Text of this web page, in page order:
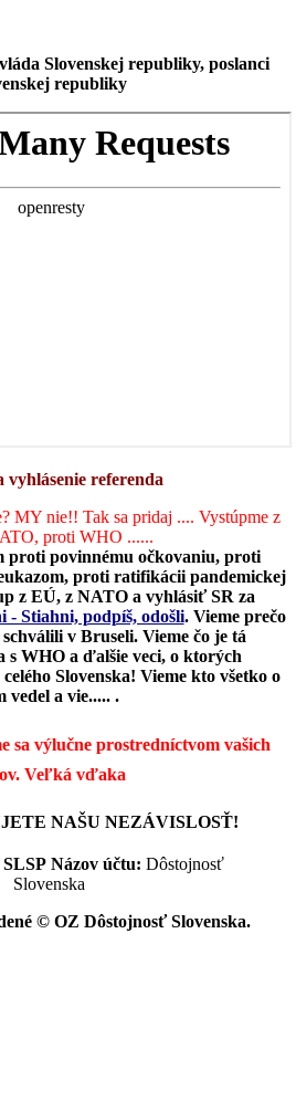
Slovenskej republiky, poslanci
republiky
vyhlásenie referenda
MY nie!! Tak sa pridaj .... Vystúpme z
proti WHO ......
proti povinnému očkovaniu, proti
proti ratifikácii pandemickej
z EÚ, z NATO a vyhlásiť SR za
- Stiahni, podpíš, odošli. Vieme prečo
v Bruseli. Vieme čo je tá
s WHO a ďalšie veci, o ktorých
Slovenska! Vieme kto všetko o
vedel a vie..... .
sa výlučne prostredníctvom vašich
Veľká vďaka
NAŠU NEZÁVISLOSŤ!
SLSP Názov účtu: Dôstojnosť
Slovenska
© OZ Dôstojnosť Slovenska.